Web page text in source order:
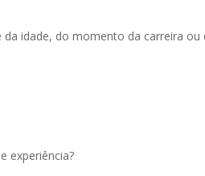
idade, do momento da carreira ou
experiência?